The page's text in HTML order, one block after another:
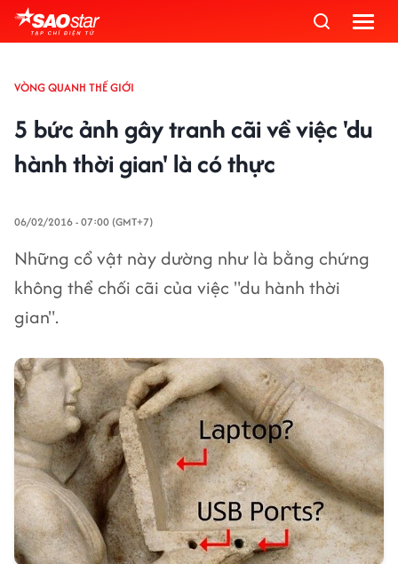
VÒNG QUANH THẾ GIỚI
5 bức ảnh gây tranh cãi về việc 'du
hành thời gian' là có thực
06/02/2016 - 07:00 (GMT+7)
Những cổ vật này dường như là bằng chứng
không thể chối cãi của việc "du hành thời
gian".